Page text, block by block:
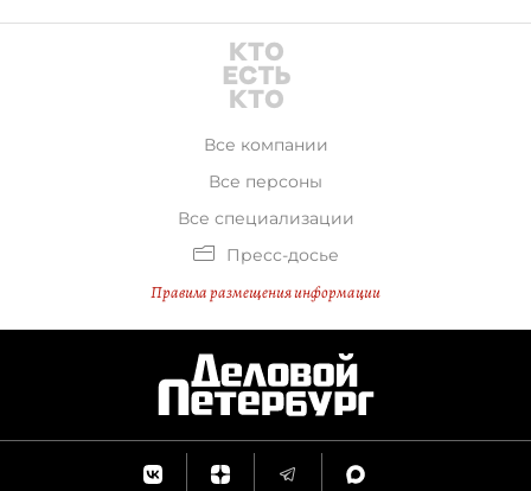
Все компании
Все персоны
Все специализации
Пресс-досье
Правила размещения информации